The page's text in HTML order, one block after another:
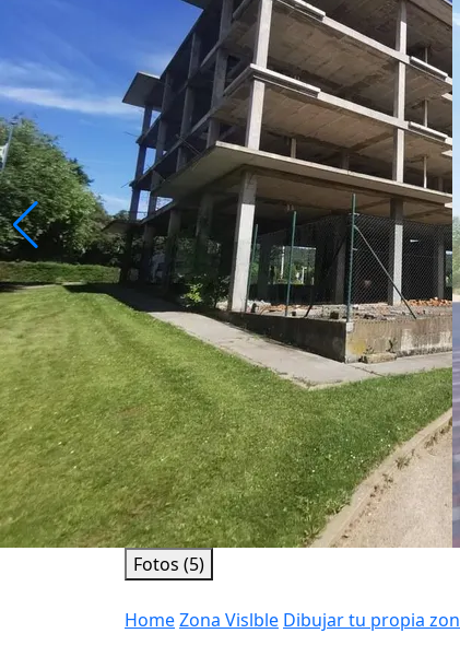
Fotos (5)
HomeZona Vislble Dibujar tu propia